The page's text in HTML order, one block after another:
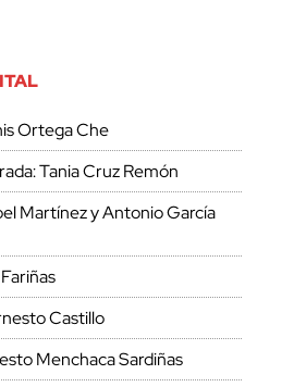
Ortega Che
Tania Cruz Remón
Martínez y Antonio García
Castillo
Menchaca Sardiñas